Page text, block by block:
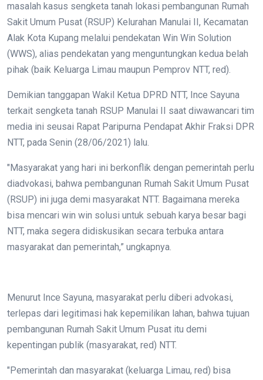
masalah kasus sengketa tanah lokasi pembangunan Rumah
Sakit Umum Pusat (RSUP) Kelurahan Manulai II, Kecamatan
Alak Kota Kupang melalui pendekatan Win Win Solution
(WWS), alias pendekatan yang menguntungkan kedua belah
pihak (baik Keluarga Limau maupun Pemprov NTT, red).
Demikian tanggapan Wakil Ketua DPRD NTT, Ince Sayuna
terkait sengketa tanah RSUP Manulai II saat diwawancari tim
media ini seusai Rapat Paripurna Pendapat Akhir Fraksi DPR
NTT, pada Senin (28/06/2021) lalu.
"Masyarakat yang hari ini berkonflik dengan pemerintah perlu
diadvokasi, bahwa pembangunan Rumah Sakit Umum Pusat
(RSUP) ini juga demi masyarakat NTT. Bagaimana mereka
bisa mencari win win solusi untuk sebuah karya besar bagi
NTT, maka segera didiskusikan secara terbuka antara
masyarakat dan pemerintah,” ungkapnya.
Menurut Ince Sayuna, masyarakat perlu diberi advokasi,
terlepas dari legitimasi hak kepemilikan lahan, bahwa tujuan
pembangunan Rumah Sakit Umum Pusat itu demi
kepentingan publik (masyarakat, red) NTT.
"Pemerintah dan masyarakat (keluarga Limau, red) bisa